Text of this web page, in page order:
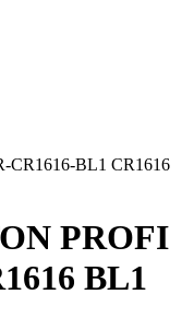
CR1616-BL1 CR1616
PROFI
BL1